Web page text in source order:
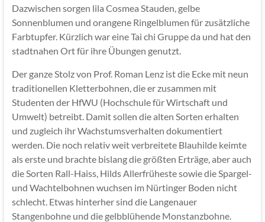
Dazwischen sorgen lila Cosmea Stauden, gelbe
Sonnenblumen und orangene Ringelblumen für zusätzliche
Farbtupfer. Kürzlich war eine Tai chi Gruppe da und hat den
stadtnahen Ort für ihre Übungen genutzt.
Der ganze Stolz von Prof. Roman Lenz ist die Ecke mit neun
traditionellen Kletterbohnen, die er zusammen mit
Studenten der HfWU (Hochschule für Wirtschaft und
Umwelt) betreibt. Damit sollen die alten Sorten erhalten
und zugleich ihr Wachstumsverhalten dokumentiert
werden. Die noch relativ weit verbreitete Blauhilde keimte
als erste und brachte bislang die größten Erträge, aber auch
die Sorten Rall-Haiss, Hilds Allerfrüheste sowie die Spargel-
und Wachtelbohnen wuchsen im Nürtinger Boden nicht
schlecht. Etwas hinterher sind die Langenauer
Stangenbohne und die gelbblühende Monstanzbohne.